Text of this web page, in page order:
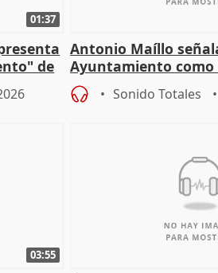
01:37
de
Antonio Maíllo
Ayuntamiento como
especulador más"
Jiménez Becerril
Sonido Totales
03:55